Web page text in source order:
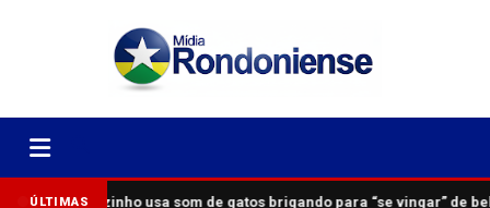
ÚLTIMASVizinho usa som de gatos brigando para “se vingar” de